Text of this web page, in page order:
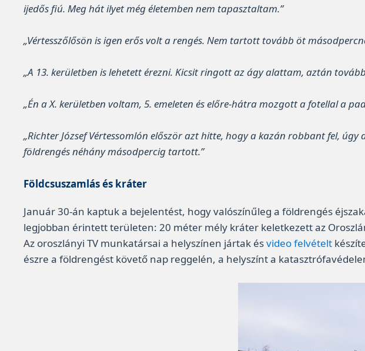
ijedős fiú. Meg hát ilyet még életemben nem tapasztaltam.”
„Vértesszőlősön is igen erős volt a rengés. Nem tartott tovább öt
„A 13. kerületben is lehetett érezni. Kicsit ringott az ágy alattam, aztán
„Én a X. kerületben voltam, 5. emeleten és előre-hátra mozgott a fotellal a
„Richter József Vértessomlón először azt hitte, hogy a kazán robbant fel,
földrengés néhány másodpercig tartott.”
Földcsuszamlás és kráter
Január 30-án kaptuk a bejelentést, hogy valószínűleg a földrengés
legjobban érintett területen: 20 méter mély kráter keletkezett az
Az oroszlányi TV munkatársai a helyszínen jártak ésvideo felvételt
észre a földrengést követő nap reggelén, a helyszínt a